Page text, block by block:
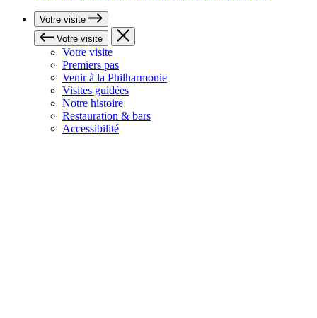
Votre visite
Votre visite
Votre visite
Premiers pas
Venir à la Philharmonie
Visites guidées
Notre histoire
Restauration & bars
Accessibilité